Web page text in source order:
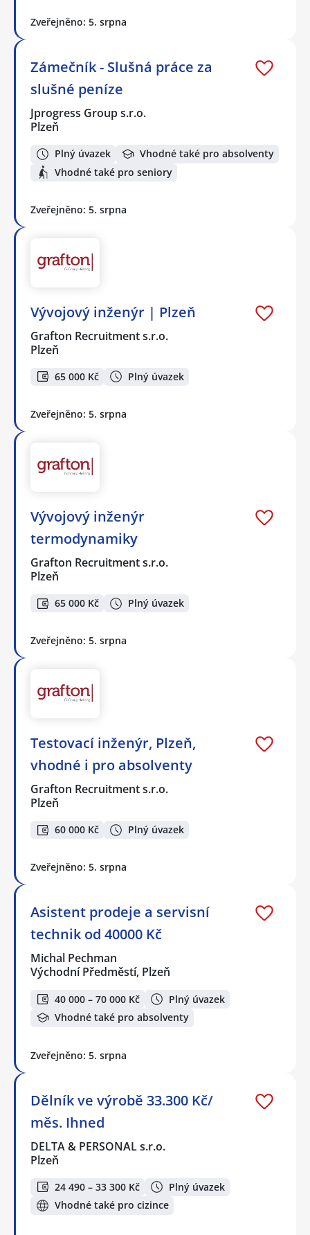
Zveřejněno: 5. srpna
Zámečník - Slušná práce za
slušné peníze
Jprogress Group s.r.o.
Plzeň
Plný úvazek
Vhodné také pro absolventy
Vhodné také pro seniory
Zveřejněno: 5. srpna
Vývojový inženýr | Plzeň
Grafton Recruitment s.r.o.
Plzeň
65 000 Kč Plný úvazek
Zveřejněno: 5. srpna
Vývojový inženýr
termodynamiky
Grafton Recruitment s.r.o.
Plzeň
65 000 Kč Plný úvazek
Zveřejněno: 5. srpna
Testovací inženýr, Plzeň,
vhodné i pro absolventy
Grafton Recruitment s.r.o.
Plzeň
60 000 Kč Plný úvazek
Zveřejněno: 5. srpna
Asistent prodeje a servisní
technik od 40000 Kč
Michal Pechman
Východní Předměstí, Plzeň
40 000 – 70 000 Kč
Plný úvazek
Vhodné také pro absolventy
Zveřejněno: 5. srpna
Dělník ve výrobě 33.300 Kč/
měs. Ihned
DELTA & PERSONAL s.r.o.
Plzeň
24 490 – 33 300 Kč
Plný úvazek
Vhodné také pro cizince